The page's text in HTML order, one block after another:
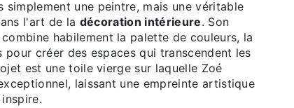
simplement une peintre, mais une véritable
l'art de la décoration intérieure. Son
habilement la palette de couleurs, la
créer des espaces qui transcendent les
est une toile vierge sur laquelle Zoé
laissant une empreinte artistique